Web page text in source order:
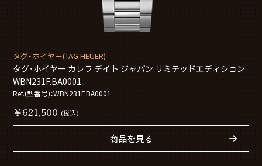
タグ・ホイヤー(TAG HEUER)
タグ・ホイヤー カレラ デイト ジャパン リミテッドエディション
WBN231F.BA0001
Ref.(型番号)：WBN231F.BA0001
￥621,500 (税込)
商品を見る